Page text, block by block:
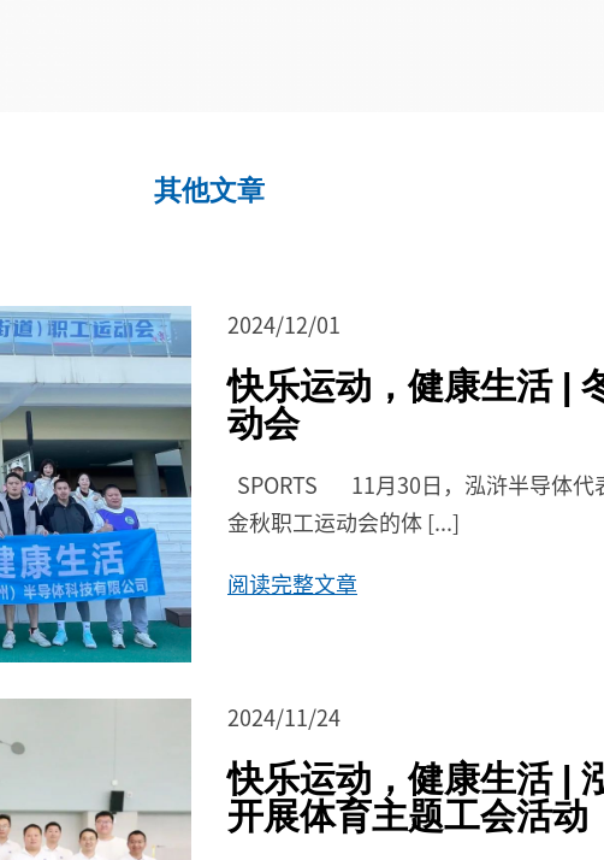
其他文章
2024/12/01
快乐运动，健康生活 |
动会
SPORTS 11月30日，泓浒半导体代
金秋职工运动会的体 [...]
阅读完整文章
2024/11/24
快乐运动，健康生活 |
开展体育主题工会活动